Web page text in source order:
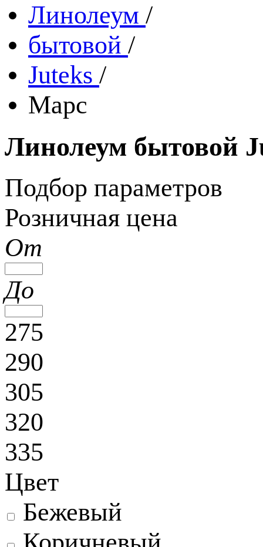
Линолеум /
бытовой /
Juteks /
Марс
Линолеум бытовой
Подбор параметров
Розничная цена
От
До
275
290
305
320
335
Цвет
Бежевый